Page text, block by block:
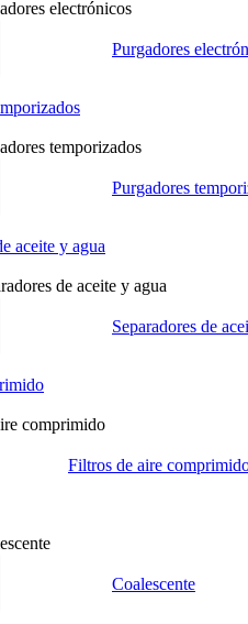
electrónicos
Purgadores
temporizados
Purgadores
aceite y agua
de aceite y agua
Separadores de
comprimido
Filtros de aire
Coalescente